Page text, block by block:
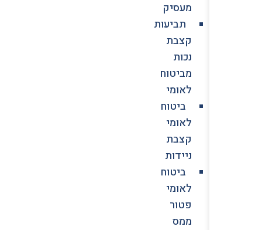
מעסיק
תביעות
קצבת
נכות
מביטוח
לאומי
ביטוח
לאומי
קצבת
ניידות
ביטוח
לאומי
פטור
ממס